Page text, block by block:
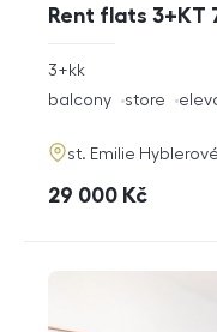
Rent flats 3+KT
rozměry
3+kk
funkce
balcony store
adresa
st. Emilie
cena
29 000 Kč